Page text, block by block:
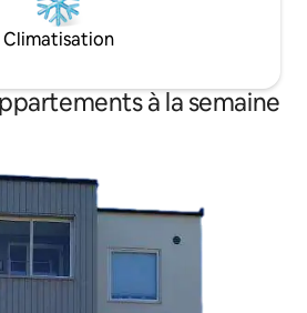
Climatisation
à la semaine